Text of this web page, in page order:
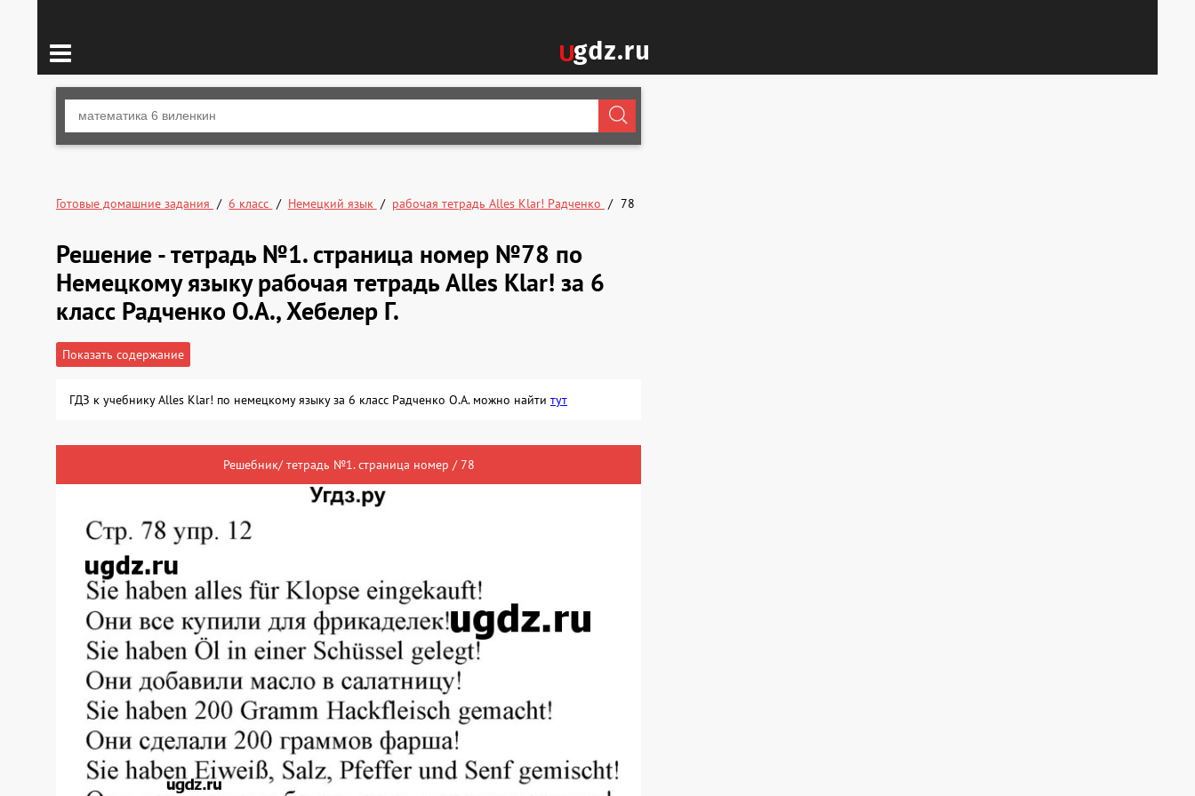
Готовые домашние задания 6 класс Немецкий язык рабочая тетрадь Alles Klar! Радченко 78
Решение - тетрадь №1. страница номер №78 по
Немецкому языку рабочая тетрадь Alles Klar! за 6
класс Радченко О.А., Хебелер Г.
Показать содержание
ГДЗ к учебнику Alles Klar! по немецкому языку за 6 класс Радченко О.А. можно найти тут
Решебник/ тетрадь №1. страница номер / 78